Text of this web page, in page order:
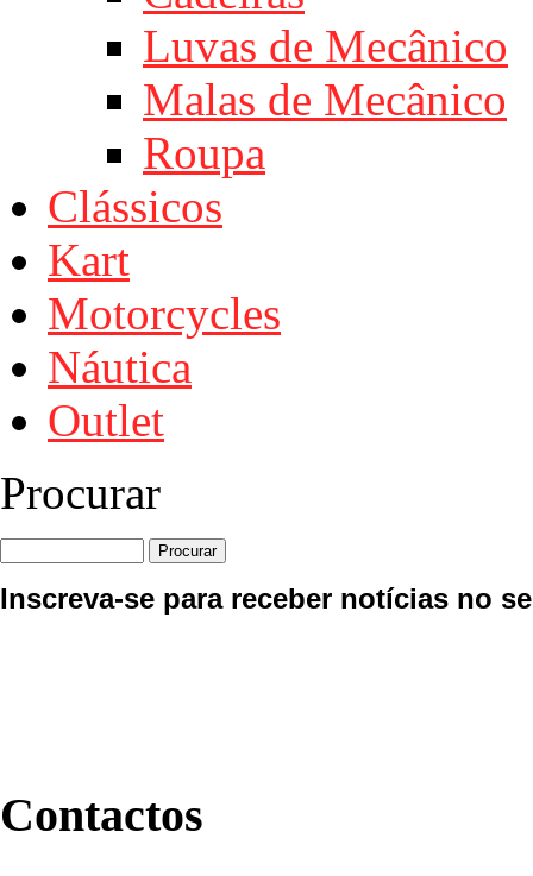
Luvas de Mecânico
Malas de Mecânico
Roupa
Clássicos
Kart
Motorcycles
Náutica
Outlet
Procurar
Inscreva-se para receber notícias no
Contactos